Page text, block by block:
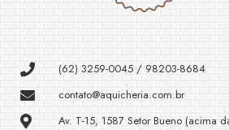
(62) 3259-0045 / 98203-8684
contato@aquicheria.com.br
Av. T-15, 1587 Setor Bueno (acima